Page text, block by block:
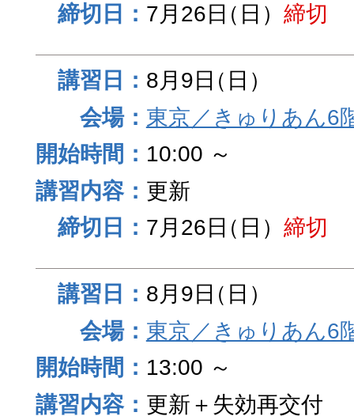
7月26日（日） 締切
8月9日（日）
東京／きゅりあん6
10:00 ～
更新
7月26日（日） 締切
8月9日（日）
東京／きゅりあん6
13:00 ～
更新＋失効再交付